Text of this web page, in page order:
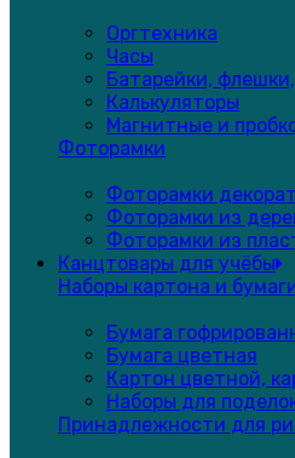
Оргтехника
Часы
Батарейки,
Калькуляторы
Магнитные и
Фоторамки
Фоторамки
Фоторамки из
Фоторамки из
Канцтовары для учёбы
Наборы картона и
Бумага
Бумага цветная
Картон цветной,
Наборы для
Принадлежности для